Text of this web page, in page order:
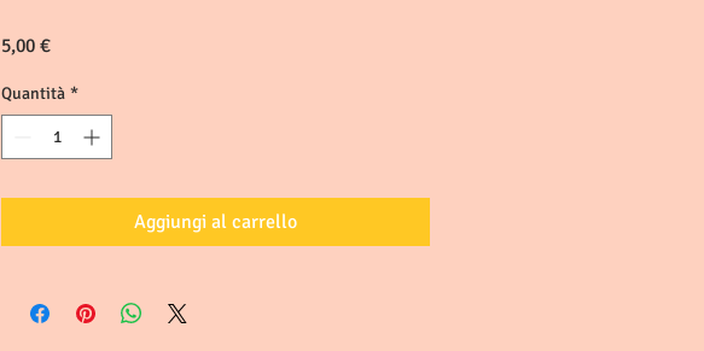
5,00 €Prezzo
Quantità *
Aggiungi al carrello